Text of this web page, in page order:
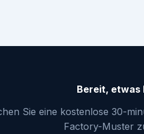
Bereit, etwas
Sie eine kostenlose 30-
Factory-Muster